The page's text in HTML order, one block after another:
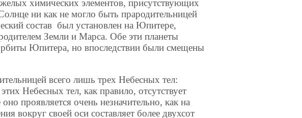
химических элементов, присутствующих
ни как не могло быть прародительницей
состав был установлен на Юпитере,
Земли и Марса. Обе эти планеты
Юпитера, но впоследствии были смещены
всего лишь трех Небесных тел:
Небесных тел, как правило, отсутствует
проявляется очень незначительно, как на
вокруг своей оси составляет более двухсот